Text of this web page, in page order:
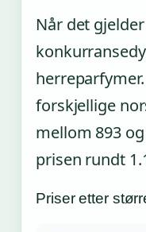
Når det
forskjellige
mellom 893
prisen rundt
Priser etter